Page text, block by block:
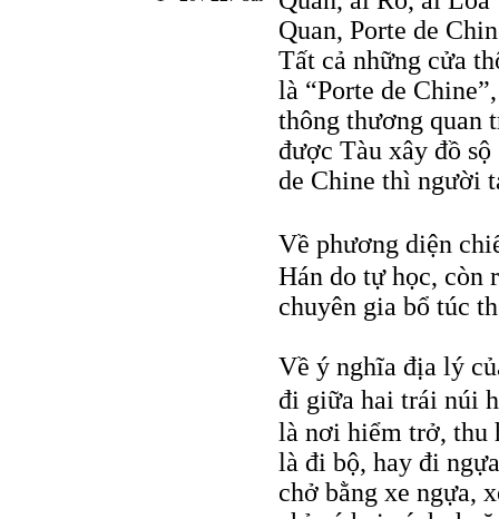
Quan, Porte de
Tất cả những cửa
là “Porte de
thông thương quan
được Tàu xây đồ
de Chine thì người
Về phương diện
Hán do tự học, còn
chuyên gia bổ túc
Về ý nghĩa địa lý
đi giữa hai trái núi
là nơi hiểm trở, thu
là đi bộ, hay đi
chở bằng xe ngựa,